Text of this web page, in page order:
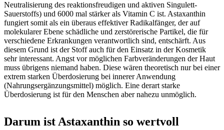
Neutralisierung des reaktionsfreudigen und aktiven Singulett-
Sauerstoffs) und 6000 mal stärker als Vitamin C ist. Astaxanthin
fungiert somit als ein überaus effektiver Radikalfänger, der auf
molekularer Ebene schädliche und zerstörerische Partikel, die für
verschiedene Erkrankungen verantwortlich sind, entschärft. Aus
diesem Grund ist der Stoff auch für den Einsatz in der Kosmetik
sehr interessant. Angst vor möglichen Farbveränderungen der Haut
muss übrigens niemand haben. Diese wären theoretisch nur bei einer
extrem starken Überdosierung bei innerer Anwendung
(Nahrungsergänzungsmittel) möglich. Eine derart starke
Überdosierung ist für den Menschen aber nahezu unmöglich.
Darum ist Astaxanthin so wertvoll